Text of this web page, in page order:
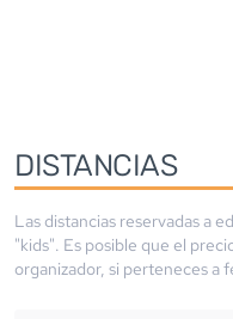
DISTANCIAS
Las distancias reservadas a
"kids". Es posible que el
organizador, si perteneces a